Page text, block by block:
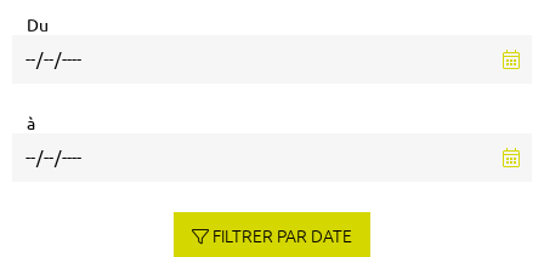
Du
à
FILTRER PAR DATE